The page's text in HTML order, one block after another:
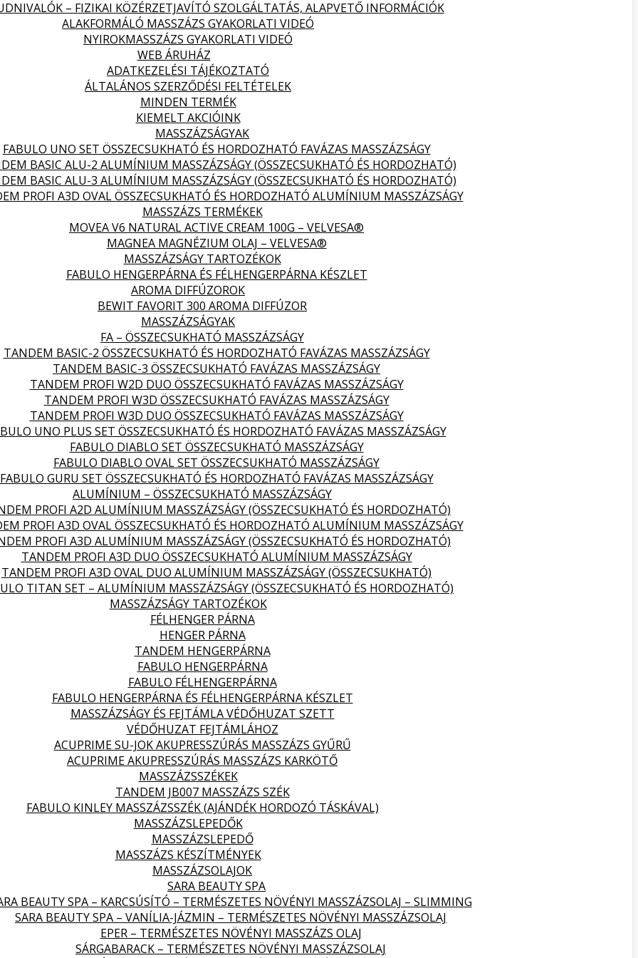
– FIZIKAI KÖZÉRZETJAVÍTÓ SZOLGÁLTATÁS, ALAPVETŐ INFORMÁCIÓK
ALAKFORMÁLÓ MASSZÁZS GYAKORLATI VIDEÓ
NYIROKMASSZÁZS GYAKORLATI VIDEÓ
WEB ÁRUHÁZ
ADATKEZELÉSI TÁJÉKOZTATÓ
ÁLTALÁNOS SZERZŐDÉSI FELTÉTELEK
MINDEN TERMÉK
KIEMELT AKCIÓINK
MASSZÁZSÁGYAK
FABULO UNO SET ÖSSZECSUKHATÓ ÉS HORDOZHATÓ FAVÁZAS MASSZÁZSÁGY
BASIC ALU-2 ALUMÍNIUM MASSZÁZSÁGY (ÖSSZECSUKHATÓ ÉS HORDOZHATÓ)
BASIC ALU-3 ALUMÍNIUM MASSZÁZSÁGY (ÖSSZECSUKHATÓ ÉS HORDOZHATÓ)
PROFI A3D OVAL ÖSSZECSUKHATÓ ÉS HORDOZHATÓ ALUMÍNIUM MASSZÁZSÁGY
MASSZÁZS TERMÉKEK
MOVEA V6 NATURAL ACTIVE CREAM 100G – VELVESA®
MAGNEA MAGNÉZIUM OLAJ – VELVESA®
MASSZÁZSÁGY TARTOZÉKOK
FABULO HENGERPÁRNA ÉS FÉLHENGERPÁRNA KÉSZLET
AROMA DIFFÚZOROK
BEWIT FAVORIT 300 AROMA DIFFÚZOR
MASSZÁZSÁGYAK
FA – ÖSSZECSUKHATÓ MASSZÁZSÁGY
TANDEM BASIC-2 ÖSSZECSUKHATÓ ÉS HORDOZHATÓ FAVÁZAS MASSZÁZSÁGY
TANDEM BASIC-3 ÖSSZECSUKHATÓ FAVÁZAS MASSZÁZSÁGY
TANDEM PROFI W2D DUO ÖSSZECSUKHATÓ FAVÁZAS MASSZÁZSÁGY
TANDEM PROFI W3D ÖSSZECSUKHATÓ FAVÁZAS MASSZÁZSÁGY
TANDEM PROFI W3D DUO ÖSSZECSUKHATÓ FAVÁZAS MASSZÁZSÁGY
UNO PLUS SET ÖSSZECSUKHATÓ ÉS HORDOZHATÓ FAVÁZAS MASSZÁZSÁGY
FABULO DIABLO SET ÖSSZECSUKHATÓ MASSZÁZSÁGY
FABULO DIABLO OVAL SET ÖSSZECSUKHATÓ MASSZÁZSÁGY
FABULO GURU SET ÖSSZECSUKHATÓ ÉS HORDOZHATÓ FAVÁZAS MASSZÁZSÁGY
ALUMÍNIUM – ÖSSZECSUKHATÓ MASSZÁZSÁGY
PROFI A2D ALUMÍNIUM MASSZÁZSÁGY (ÖSSZECSUKHATÓ ÉS HORDOZHATÓ)
PROFI A3D OVAL ÖSSZECSUKHATÓ ÉS HORDOZHATÓ ALUMÍNIUM MASSZÁZSÁGY
PROFI A3D ALUMÍNIUM MASSZÁZSÁGY (ÖSSZECSUKHATÓ ÉS HORDOZHATÓ)
TANDEM PROFI A3D DUO ÖSSZECSUKHATÓ ALUMÍNIUM MASSZÁZSÁGY
TANDEM PROFI A3D OVAL DUO ALUMÍNIUM MASSZÁZSÁGY (ÖSSZECSUKHATÓ)
TITAN SET – ALUMÍNIUM MASSZÁZSÁGY (ÖSSZECSUKHATÓ ÉS HORDOZHATÓ)
MASSZÁZSÁGY TARTOZÉKOK
FÉLHENGER PÁRNA
HENGER PÁRNA
TANDEM HENGERPÁRNA
FABULO HENGERPÁRNA
FABULO FÉLHENGERPÁRNA
FABULO HENGERPÁRNA ÉS FÉLHENGERPÁRNA KÉSZLET
MASSZÁZSÁGY ÉS FEJTÁMLA VÉDŐHUZAT SZETT
VÉDŐHUZAT FEJTÁMLÁHOZ
ACUPRIME SU-JOK AKUPRESSZÚRÁS MASSZÁZS GYŰRŰ
ACUPRIME AKUPRESSZÚRÁS MASSZÁZS KARKÖTŐ
MASSZÁZSSZÉKEK
TANDEM JB007 MASSZÁZS SZÉK
FABULO KINLEY MASSZÁZSSZÉK (AJÁNDÉK HORDOZÓ TÁSKÁVAL)
MASSZÁZSLEPEDŐK
MASSZÁZSLEPEDŐ
MASSZÁZS KÉSZÍTMÉNYEK
MASSZÁZSOLAJOK
SARA BEAUTY SPA
BEAUTY SPA – KARCSÚSÍTÓ – TERMÉSZETES NÖVÉNYI MASSZÁZSOLAJ – SLIMMING
SARA BEAUTY SPA – VANÍLIA-JÁZMIN – TERMÉSZETES NÖVÉNYI MASSZÁZSOLAJ
EPER – TERMÉSZETES NÖVÉNYI MASSZÁZS OLAJ
SÁRGABARACK – TERMÉSZETES NÖVÉNYI MASSZÁZSOLAJ